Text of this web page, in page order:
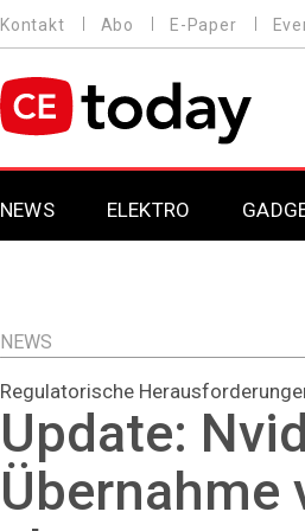
Kontakt Abo E-Paper
MAIN NAVIGATION
NEWS ELEKTRO
NEWS
Regulatorische
Update:
Übernahme